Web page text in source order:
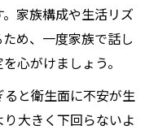
家族構成や生活リズ
め、一度家族で話し
心がけましょう。
と衛生面に不安が生
大きく下回らないよ